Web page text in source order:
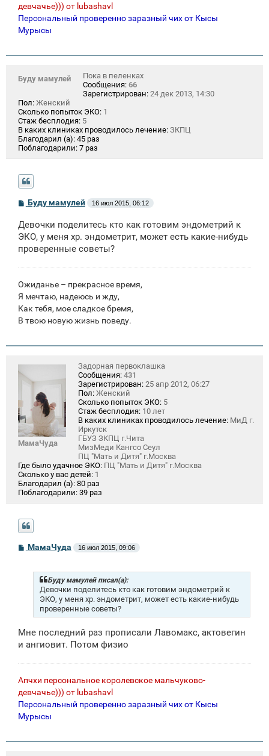
девчачье))) от lubashavl
Персональный проверенно заразный чих от Кысы
Мурысы
Буду мамулей
Пока в пеленках
Сообщения: 66
Зарегистрирован: 24 дек 2013, 14:30
Пол: Женский
Сколько попыток ЭКО: 1
Стаж бесплодия: 5
В каких клиниках проводилось лечение: ЗКПЦ
Благодарил (а): 45 раз
Поблагодарили: 7 раз
С
о
б
щ
н
Буду мамулей 16 июл 2015, 06:12
Девочки поделитесь кто как готовим эндометрий к
ЭКО, у меня хр. эндометрит, может есть какие-нибудь
проверенные советы?
Ожиданье – прекрасное время,
Я мечтаю, надеюсь и жду,
Как тебя, мое сладкое бремя,
В твою новую жизнь поведу.
МамаЧуда
Задорная первоклашка
Сообщения: 431
Зарегистрирован: 25 апр 2012, 06:27
Пол: Женский
Сколько попыток ЭКО: 5
Стаж бесплодия: 10 лет
В каких клиниках проводилось лечение: МиД г.
Иркутск
ГБУЗ ЗКПЦ г.Чита
МизМеди Кангсо Сеул
ПЦ "Мать и Дитя" г.Москва
Где было удачное ЭКО: ПЦ "Мать и Дитя" г.Москва
Сколько у вас детей: 1
Благодарил (а): 80 раз
Поблагодарили: 39 раз
С
о
МамаЧуда 16 июл 2015, 09:06
Буду мамулей писал(а):
Девочки поделитесь кто как готовим эндометрий к
ЭКО, у меня хр. эндометрит, может есть какие-нибудь
проверенные советы?
Мне последний раз прописали Лавомакс, актовегин
и ангиовит. Потом физио
Апчхи персональное королевское мальчуково-
девчачье))) от lubashavl
Персональный проверенно заразный чих от Кысы
Мурысы